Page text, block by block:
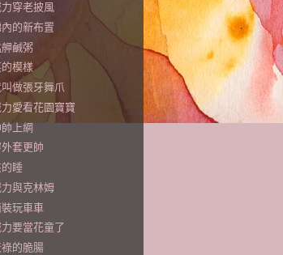
穿老披風
的新布置
鹹粥
模樣
做張牙舞爪
愛看花園寶寶
上網
套更帥
睡
與克林姆
玩車車
要當花童了
的脆腸